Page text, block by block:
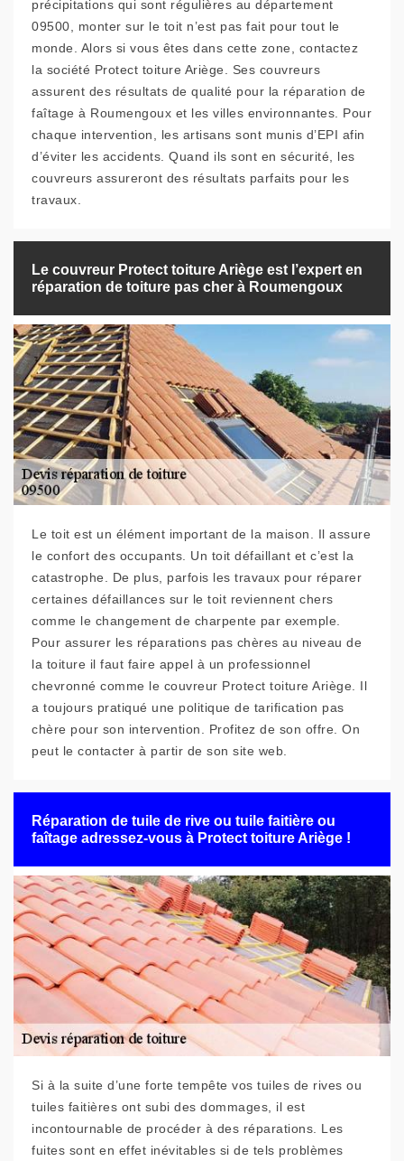
précipitations qui sont régulières au département
09500, monter sur le toit n’est pas fait pour tout le
monde. Alors si vous êtes dans cette zone, contactez
la société Protect toiture Ariège. Ses couvreurs
assurent des résultats de qualité pour la réparation de
faîtage à Roumengoux et les villes environnantes. Pour
chaque intervention, les artisans sont munis d’EPI afin
d’éviter les accidents. Quand ils sont en sécurité, les
couvreurs assureront des résultats parfaits pour les
travaux.
Le couvreur Protect toiture Ariège est l’expert en
réparation de toiture pas cher à Roumengoux
Le toit est un élément important de la maison. Il assure
le confort des occupants. Un toit défaillant et c’est la
catastrophe. De plus, parfois les travaux pour réparer
certaines défaillances sur le toit reviennent chers
comme le changement de charpente par exemple.
Pour assurer les réparations pas chères au niveau de
la toiture il faut faire appel à un professionnel
chevronné comme le couvreur Protect toiture Ariège. Il
a toujours pratiqué une politique de tarification pas
chère pour son intervention. Profitez de son offre. On
peut le contacter à partir de son site web.
Réparation de tuile de rive ou tuile faitière ou
faîtage adressez-vous à Protect toiture Ariège !
Si à la suite d’une forte tempête vos tuiles de rives ou
tuiles faitières ont subi des dommages, il est
incontournable de procéder à des réparations. Les
fuites sont en effet inévitables si de tels problèmes